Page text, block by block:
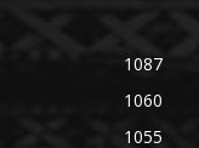
1087
1060
1055